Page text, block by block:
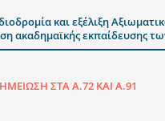
και εξέλιξη
εκπαίδευσης
ΣΤΑ Α.72 ΚΑΙ Α.91